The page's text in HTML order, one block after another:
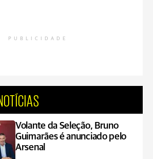
PUBLICIDADE
Volante da Seleção, Bruno
Guimarães é anunciado pelo
Arsenal